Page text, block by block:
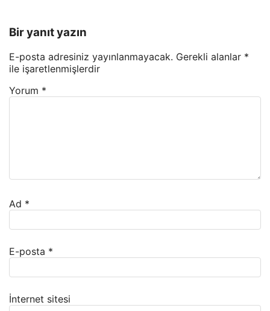
Bir yanıt yazın
E-posta adresiniz yayınlanmayacak. Gerekli alanlar *
ile işaretlenmişlerdir
Yorum *
Ad *
E-posta *
İnternet sitesi